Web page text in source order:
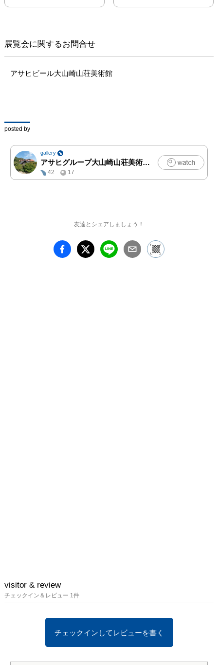
なか、モリスは日々の労
再興をめざして、アー
ツ・アンド・クラフツ運
の芸術化を図るという構
など、その活動は多岐に
わたります。
モリスのデザインは多
くの人に愛され、その創
作の心は現代において
スタイル、椅子、出版物
同時代のデザイナーたち
による作品を合わせた56
展覧会に関するお問合せ
アサヒビール大山崎山荘美術館
posted by
gallery
アサヒグループ大山崎山荘美術館
アート
42
17
友達とシェアしましょう！
visitor & review
チェックイン＆レビュー 1件
チェックインしてレビューを書く